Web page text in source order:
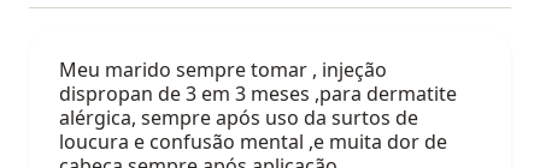
Meu marido sempre tomar , injeção
dispropan de 3 em 3 meses ,para dermatite
alérgica, sempre após uso da surtos de
loucura e confusão mental ,e muita dor de